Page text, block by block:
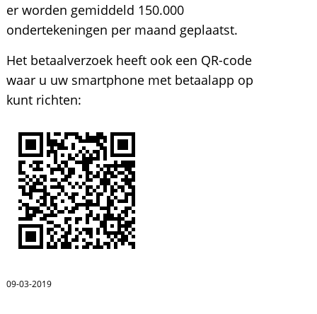
er worden gemiddeld 150.000
ondertekeningen per maand geplaatst.
Het betaalverzoek heeft ook een QR-code
waar u uw smartphone met betaalapp op
kunt richten:
09-03-2019